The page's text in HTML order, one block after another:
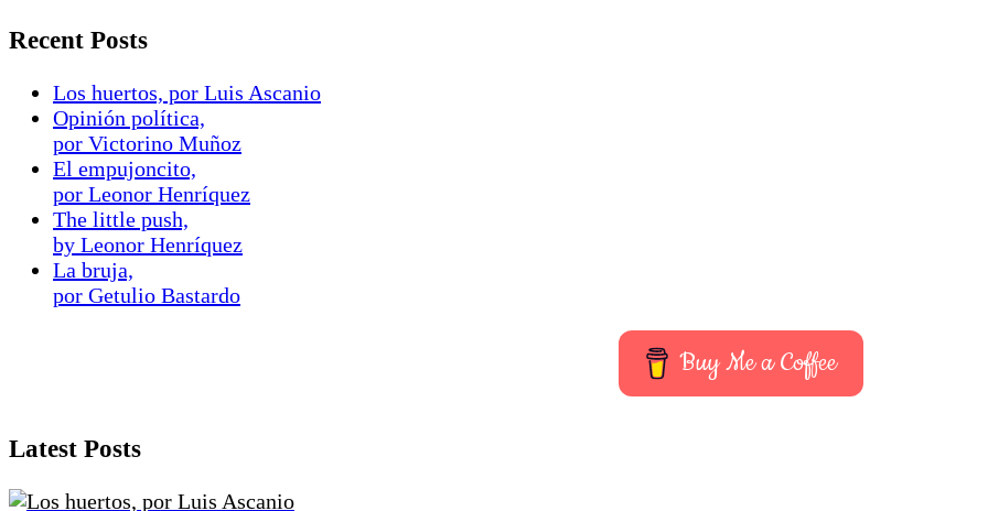
Recent Posts
Los huertos, por Luis Ascanio
Opinión política,
por Victorino Muñoz
El empujoncito,
por Leonor Henríquez
The little push,
by Leonor Henríquez
La bruja,
por Getulio Bastardo
Buy Me a Coffee
Latest Posts